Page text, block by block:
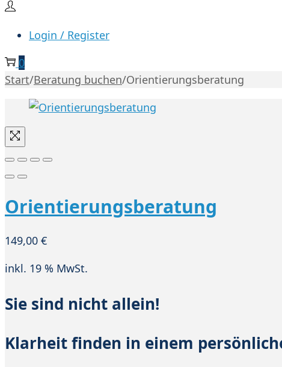
Login / Register
0
Start/Beratung buchen/Orientierungsberatung
Orientierungsberatung
149,00 €
inkl. 19 % MwSt.
Sie sind nicht allein!
Klarheit finden in einem